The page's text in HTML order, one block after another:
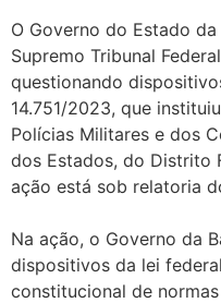
O Governo do Estado
Supremo Tribunal
questionando
14.751/2023, que
Polícias Militares e dos
dos Estados, do Distrito
ação está sob relatoria
Na ação, o Governo da
dispositivos da lei
constitucional de